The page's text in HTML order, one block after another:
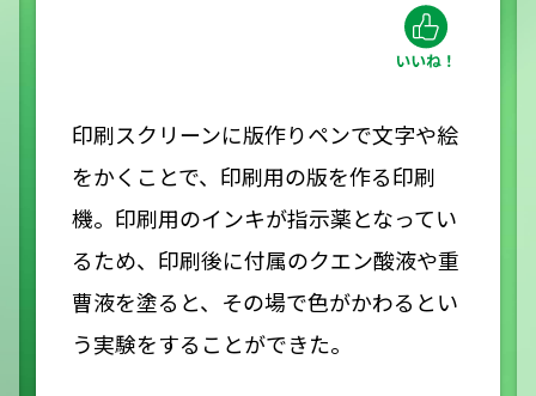
印刷スクリーンに版作りペンで文字や絵
をかくことで、印刷用の版を作る印刷
機。印刷用のインキが指示薬となってい
るため、印刷後に付属のクエン酸液や重
曹液を塗ると、その場で色がかわるとい
う実験をすることができた。